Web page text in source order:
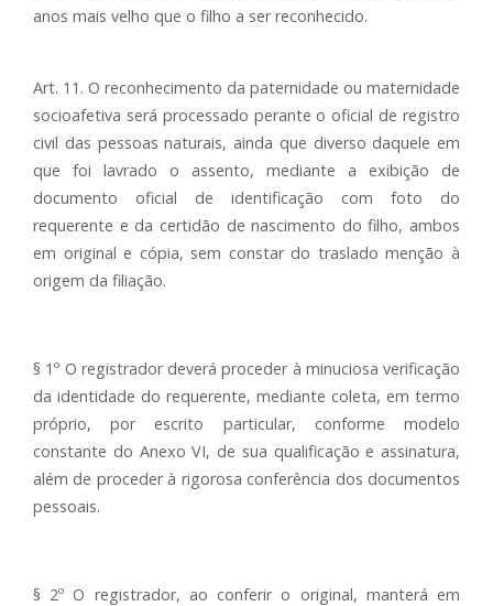
anos mais velho que o filho a ser reconhecido.
Art. 11. O reconhecimento da paternidade ou maternidade
socioafetiva será processado perante o oficial de registro
civil das pessoas naturais, ainda que diverso daquele em
que foi lavrado o assento, mediante a exibição de
documento oficial de identificação com foto do
requerente e da certidão de nascimento do filho, ambos
em original e cópia, sem constar do traslado menção à
origem da filiação.
§ 1º O registrador deverá proceder à minuciosa verificação
da identidade do requerente, mediante coleta, em termo
próprio, por escrito particular, conforme modelo
constante do Anexo VI, de sua qualificação e assinatura,
além de proceder à rigorosa conferência dos documentos
pessoais.
§ 2º O registrador, ao conferir o original, manterá em